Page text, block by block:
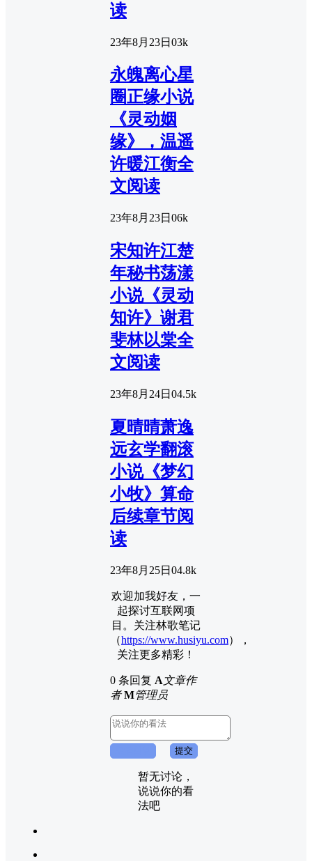
读
23年8月23日 03k
永魄离心星
圈正缘小说
《灵动姻
缘》，温遥
许暖江衡全
文阅读
23年8月23日 06k
宋知许江楚
年秘书荡漾
小说《灵动
知许》谢君
斐林以棠全
文阅读
23年8月24日 04.5k
夏晴晴萧逸
远玄学翻滚
小说《梦幻
小牧》算命
后续章节阅
读
23年8月25日 04.8k
欢迎加我好友，一
起探讨互联网项
目。关注林歌笔记
（https://www.husiyu.com），
关注更多精彩！
0 条回复 A文章作
者 M管理员
提交
暂无讨论，
说说你的看
法吧